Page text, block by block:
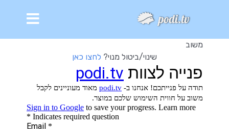
משוב
שינוי/ביטול מנוי? לחצו כאן